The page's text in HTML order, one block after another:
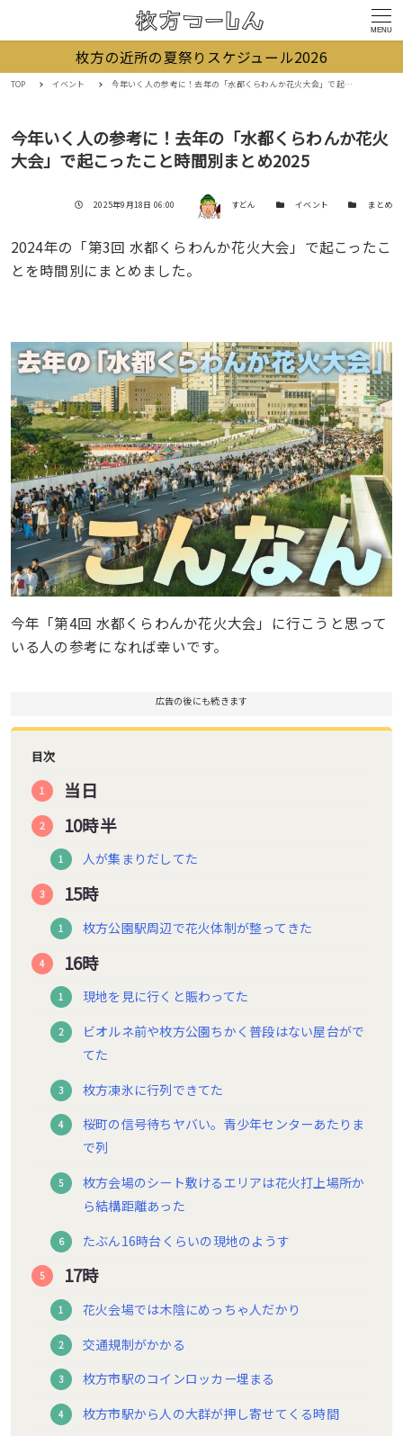
MENU
枚方の近所の夏祭りスケジュール2026
TOP イベント 今年いく人の参考に！去年の「水都くらわんか花火大会」で起こったこと時間別まとめ2025
今年いく人の参考に！去年の「水都くらわんか花火
大会」で起こったこと時間別まとめ2025
投稿日
2025年9月18日 06:00 著者 すどん カテゴリー
イベント カテゴリー
まとめ
2024年の「第3回 水都くらわんか花火大会」で起こったこ
とを時間別にまとめました。
今年「第4回 水都くらわんか花火大会」に行こうと思って
いる人の参考になれば幸いです。
広告の後にも続きます
目次
当日
10時半
人が集まりだしてた
15時
枚方公園駅周辺で花火体制が整ってきた
16時
現地を見に行くと賑わってた
ビオルネ前や枚方公園ちかく普段はない屋台がで
てた
枚方凍氷に行列できてた
桜町の信号待ちヤバい。青少年センターあたりま
で列
枚方会場のシート敷けるエリアは花火打上場所か
ら結構距離あった
たぶん16時台くらいの現地のようす
17時
花火会場では木陰にめっちゃ人だかり
交通規制がかかる
枚方市駅のコインロッカー埋まる
枚方市駅から人の大群が押し寄せてくる時間